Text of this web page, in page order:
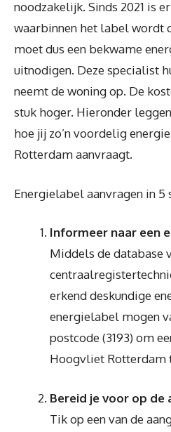
noodzakelijk. Sinds 2021 is
waarbinnen het label wordt
moet dus een bekwame
uitnodigen. Deze specialist
neemt de woning op. De
stuk hoger. Hieronder
hoe jij zo’n voordelig
Rotterdam aanvraagt.
Energielabel aanvragen in 5
Informeer naar een
Middels de database
erkend deskundige
energielabel mogen
postcode (3193) om
Hoogvliet Rotterdam
Bereid je voor op de
Tik op een van de